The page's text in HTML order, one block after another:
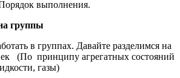
выполнения.
группы
в группах. Давайте разделимся на
(По принципу агрегатных состояний
газы)